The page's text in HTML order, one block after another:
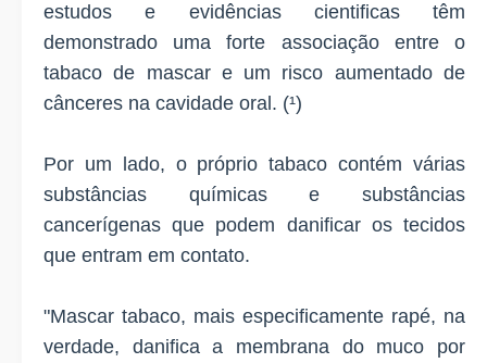
estudos e evidências cientificas têm
demonstrado uma forte associação entre o
tabaco de mascar e um risco aumentado de
cânceres na cavidade oral. (¹)
Por um lado, o próprio tabaco contém várias
substâncias químicas e substâncias
cancerígenas que podem danificar os tecidos
que entram em contato.
"Mascar tabaco, mais especificamente rapé, na
verdade, danifica a membrana do muco por